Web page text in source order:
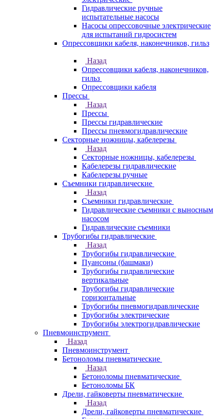
Гидравлические ручные
испытательные насосы
Насосы опрессовочные электрические
для испытаний гидросистем
Опрессовщики кабеля, наконечников, гильз
Назад
Опрессовщики кабеля, наконечников,
гильз
Опрессовщики кабеля
Прессы
Назад
Прессы
Прессы гидравлические
Прессы пневмогидравлические
Секторные ножницы, кабелерезы
Назад
Секторные ножницы, кабелерезы
Кабелерезы гидравлические
Кабелерезы ручные
Съемники гидравлические
Назад
Съемники гидравлические
Гидравлические cъемники с выносным
насосом
Гидравлические съемники
Трубогибы гидравлические
Назад
Трубогибы гидравлические
Пуансоны (башмаки)
Трубогибы гидравлические
вертикальные
Трубогибы гидравлические
горизонтальные
Трубогибы пневмогидравлические
Трубогибы электрические
Трубогибы электрогидравлические
Пневмоинструмент
Назад
Пневмоинструмент
Бетоноломы пневматические
Назад
Бетоноломы пневматические
Бетоноломы БК
Дрели, гайковерты пневматические
Назад
Дрели, гайковерты пневматические